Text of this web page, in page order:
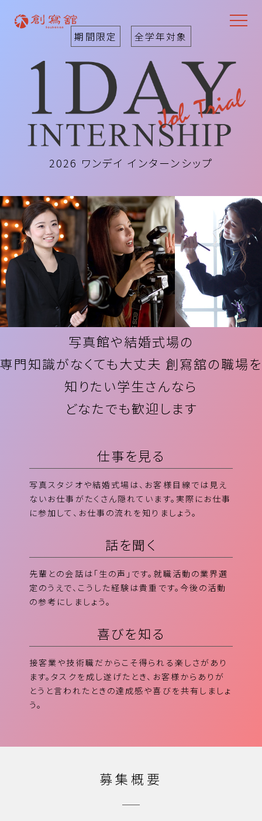
期間限定 全学年対象
2026 ワンデイ インターンシップ
写真館や結婚式場の
専門知識がなくても大丈夫 創寫舘の職場を
知りたい学生さんなら
どなたでも歓迎します
仕事を見る
写真スタジオや結婚式場は、お客様目線では見え
ないお仕事がたくさん隠れています。実際にお仕事
に参加して、お仕事の流れを知りましょう。
話を聞く
先輩との会話は「生の声」です。就職活動の業界選
定のうえで、こうした経験は貴重です。今後の活動
の参考にしましょう。
喜びを知る
接客業や技術職だからこそ得られる楽しさがあり
ます。タスクを成し遂げたとき、お客様からありが
とうと言われたときの達成感や喜びを共有しましょ
う。
募集概要